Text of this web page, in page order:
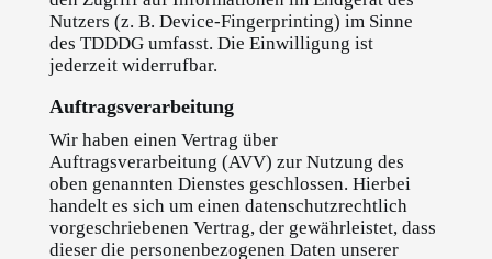
Nutzers (z. B. Device-Fingerprinting) im Sinne
des TDDDG umfasst. Die Einwilligung ist
jederzeit widerrufbar.
Auftragsverarbeitung
Wir haben einen Vertrag über
Auftragsverarbeitung (AVV) zur Nutzung des
oben genannten Dienstes geschlossen. Hierbei
handelt es sich um einen datenschutzrechtlich
vorgeschriebenen Vertrag, der gewährleistet, dass
dieser die personenbezogenen Daten unserer